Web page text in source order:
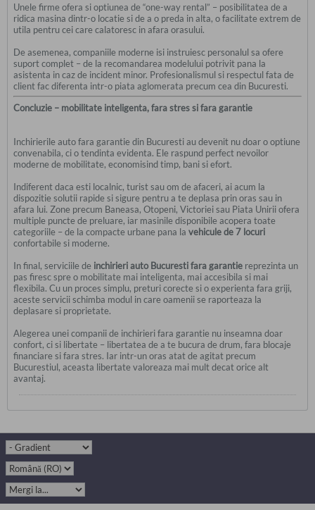
Unele firme ofera si optiunea de “one-way rental” – posibilitatea de a
ridica masina dintr-o locatie si de a o preda in alta, o facilitate extrem de
utila pentru cei care calatoresc in afara orasului.
De asemenea, companiile moderne isi instruiesc personalul sa ofere
suport complet – de la recomandarea modelului potrivit pana la
asistenta in caz de incident minor. Profesionalismul si respectul fata de
client fac diferenta intr-o piata aglomerata precum cea din Bucuresti.
Concluzie – mobilitate inteligenta, fara stres si fara garantie
Inchirierile auto fara garantie din Bucuresti au devenit nu doar o optiune
convenabila, ci o tendinta evidenta. Ele raspund perfect nevoilor
moderne de mobilitate, economisind timp, bani si efort.
Indiferent daca esti localnic, turist sau om de afaceri, ai acum la
dispozitie solutii rapide si sigure pentru a te deplasa prin oras sau in
afara lui. Zone precum Baneasa, Otopeni, Victoriei sau Piata Unirii ofera
multiple puncte de preluare, iar masinile disponibile acopera toate
categoriile – de la compacte urbane pana la vehicule de 7 locuri
confortabile si moderne.
In final, serviciile de inchirieri auto Bucuresti fara garantie reprezinta un
pas firesc spre o mobilitate mai inteligenta, mai accesibila si mai
flexibila. Cu un proces simplu, preturi corecte si o experienta fara griji,
aceste servicii schimba modul in care oamenii se raporteaza la
deplasare si proprietate.
Alegerea unei companii de inchirieri fara garantie nu inseamna doar
confort, ci si libertate – libertatea de a te bucura de drum, fara blocaje
financiare si fara stres. Iar intr-un oras atat de agitat precum
Bucurestiul, aceasta libertate valoreaza mai mult decat orice alt
avantaj.